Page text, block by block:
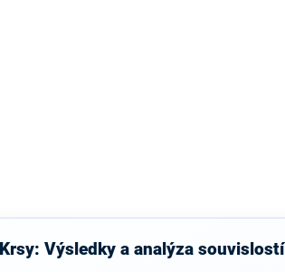
Výsledky a analýza souvislostí